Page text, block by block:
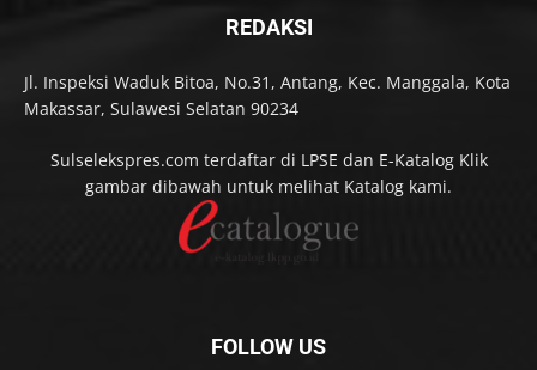
REDAKSI
Jl. Inspeksi Waduk Bitoa, No.31, Antang, Kec. Manggala, Kota
Makassar, Sulawesi Selatan 90234
Sulselekspres.com terdaftar di LPSE dan E-Katalog Klik
gambar dibawah untuk melihat Katalog kami.
FOLLOW US